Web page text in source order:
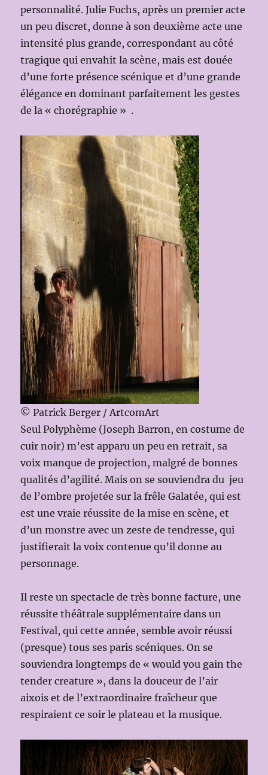
personnalité. Julie Fuchs, après un premier acte
un peu discret, donne à son deuxième acte une
intensité plus grande, correspondant au côté
tragique qui envahit la scène, mais est douée
d’une forte présence scénique et d’une grande
élégance en dominant parfaitement les gestes
de la « chorégraphie » .
© Patrick Berger / ArtcomArt
Seul Polyphème (Joseph Barron, en costume de
cuir noir) m’est apparu un peu en retrait, sa
voix manque de projection, malgré de bonnes
qualités d’agilité. Mais on se souviendra du jeu
de l’ombre projetée sur la frêle Galatée, qui est
est une vraie réussite de la mise en scène, et
d’un monstre avec un zeste de tendresse, qui
justifierait la voix contenue qu’il donne au
personnage.
Il reste un spectacle de très bonne facture, une
réussite théâtrale supplémentaire dans un
Festival, qui cette année, semble avoir réussi
(presque) tous ses paris scéniques. On se
souviendra longtemps de « would you gain the
tender creature », dans la douceur de l’air
aixois et de l’extraordinaire fraîcheur que
respiraient ce soir le plateau et la musique.